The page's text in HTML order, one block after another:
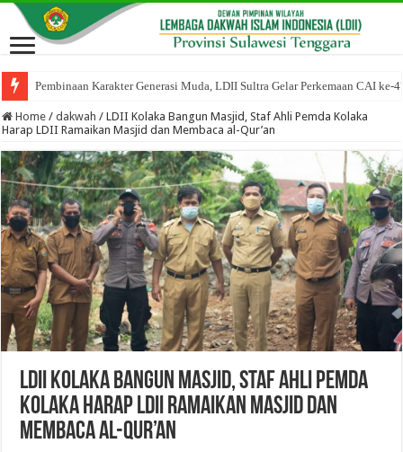
Pembinaan Karakter Generasi Muda, LDII Sultra Gelar Perkemaan CAI ke-
Home / dakwah / LDII Kolaka Bangun Masjid, Staf Ahli Pemda Kolaka
Harap LDII Ramaikan Masjid dan Membaca al-Qur’an
LDII Kolaka Bangun Masjid, Staf Ahli Pemda
Kolaka Harap LDII Ramaikan Masjid dan
Membaca al-Qur’an